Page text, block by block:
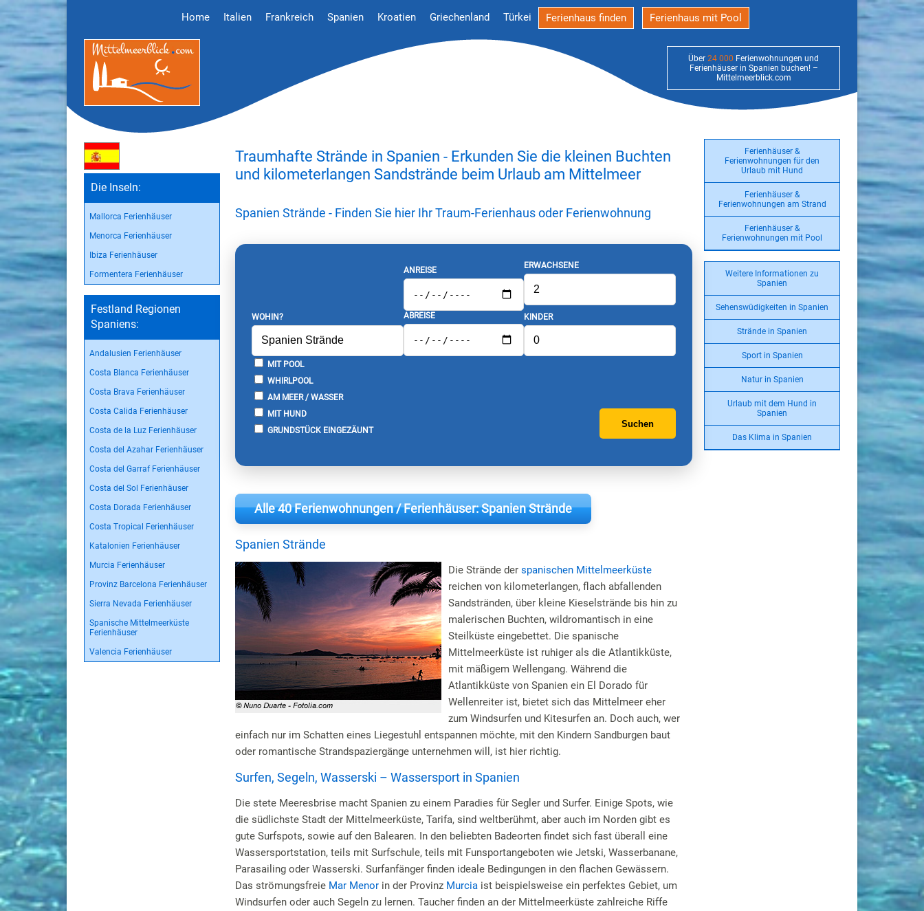
Home Italien Frankreich Spanien Kroatien Griechenland Türkei Ferienhaus finden Ferienhaus mit Pool
Über 24 000 Ferienwohnungen und
Ferienhäuser in Spanien buchen! –
Mittelmeerblick.com
Die Inseln:
Mallorca Ferienhäuser
Menorca Ferienhäuser
Ibiza Ferienhäuser
Formentera Ferienhäuser
Festland Regionen
Spaniens:
Andalusien Ferienhäuser
Costa Blanca Ferienhäuser
Costa Brava Ferienhäuser
Costa Calida Ferienhäuser
Costa de la Luz Ferienhäuser
Costa del Azahar Ferienhäuser
Costa del Garraf Ferienhäuser
Costa del Sol Ferienhäuser
Costa Dorada Ferienhäuser
Costa Tropical Ferienhäuser
Katalonien Ferienhäuser
Murcia Ferienhäuser
Provinz Barcelona Ferienhäuser
Sierra Nevada Ferienhäuser
Spanische Mittelmeerküste
Ferienhäuser
Valencia Ferienhäuser
Ferienhäuser &
Ferienwohnungen für den
Urlaub mit Hund
Ferienhäuser &
Ferienwohnungen am Strand
Ferienhäuser &
Ferienwohnungen mit Pool
Weitere Informationen zu
Spanien
Sehenswüdigkeiten in Spanien
Strände in Spanien
Sport in Spanien
Natur in Spanien
Urlaub mit dem Hund in
Spanien
Das Klima in Spanien
Traumhafte Strände in Spanien - Erkunden Sie die kleinen Buchten
und kilometerlangen Sandstrände beim Urlaub am Mittelmeer
Spanien Strände - Finden Sie hier Ihr Traum-Ferienhaus oder Ferienwohnung
WOHIN?
ANREISE
ABREISE
ERWACHSENE
KINDER
MIT POOL
WHIRLPOOL
AM MEER / WASSER
MIT HUND
GRUNDSTÜCK EINGEZÄUNT
Suchen
Alle 40 Ferienwohnungen / Ferienhäuser: Spanien Strände
Spanien Strände
Die Strände der spanischen Mittelmeerküste
reichen von kilometerlangen, flach abfallenden
Sandstränden, über kleine Kieselstrände bis hin zu
malerischen Buchten, wildromantisch in eine
Steilküste eingebettet. Die spanische
Mittelmeerküste ist ruhiger als die Atlantikküste,
mit mäßigem Wellengang. Während die
Atlantikküste von Spanien ein El Dorado für
Wellenreiter ist, bietet sich das Mittelmeer eher
zum Windsurfen und Kitesurfen an. Doch auch, wer
einfach nur im Schatten eines Liegestuhl entspannen möchte, mit den Kindern Sandburgen baut
oder romantische Strandspaziergänge unternehmen will, ist hier richtig.
Surfen, Segeln, Wasserski – Wassersport in Spanien
Die stete Meeresbrise macht Spanien zu einem Paradies für Segler und Surfer. Einige Spots, wie
die südlichste Stadt der Mittelmeerküste, Tarifa, sind weltberühmt, aber auch im Norden gibt es
gute Surfspots, sowie auf den Balearen. In den beliebten Badeorten findet sich fast überall eine
Wassersportstation, teils mit Surfschule, teils mit Funsportangeboten wie Jetski, Wasserbanane,
Parasailing oder Wasserski. Surfanfänger finden ideale Bedingungen in den flachen Gewässern.
Das strömungsfreie Mar Menor in der Provinz Murcia ist beispielsweise ein perfektes Gebiet, um
Windsurfen oder auch Segeln zu lernen. Taucher finden an der Mittelmeerküste zahlreiche Riffe